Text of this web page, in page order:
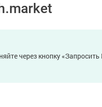
через кнопку